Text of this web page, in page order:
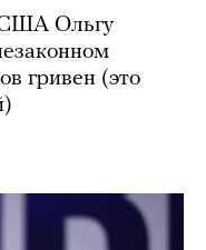
США Ольгу
гривен (это